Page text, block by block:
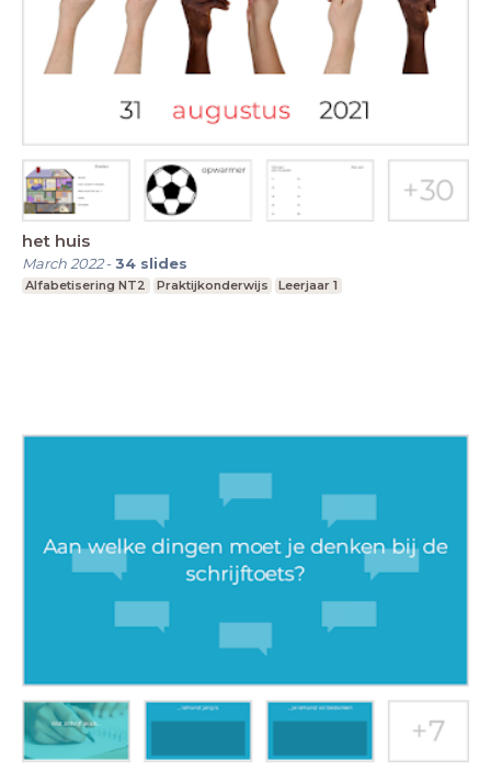
het huis
March 2022-34 slides
Alfabetisering NT2 Praktijkonderwijs Leerjaar 1